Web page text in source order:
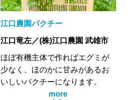
江口農園パクチー
江口竜左／(株)江口農園 武雄市
ほぼ有機主体で作ればエグミが
少なく、ほのかに甘みがあるお
いしいパクチーになります。
大好きなパクチーだからこそ、
more